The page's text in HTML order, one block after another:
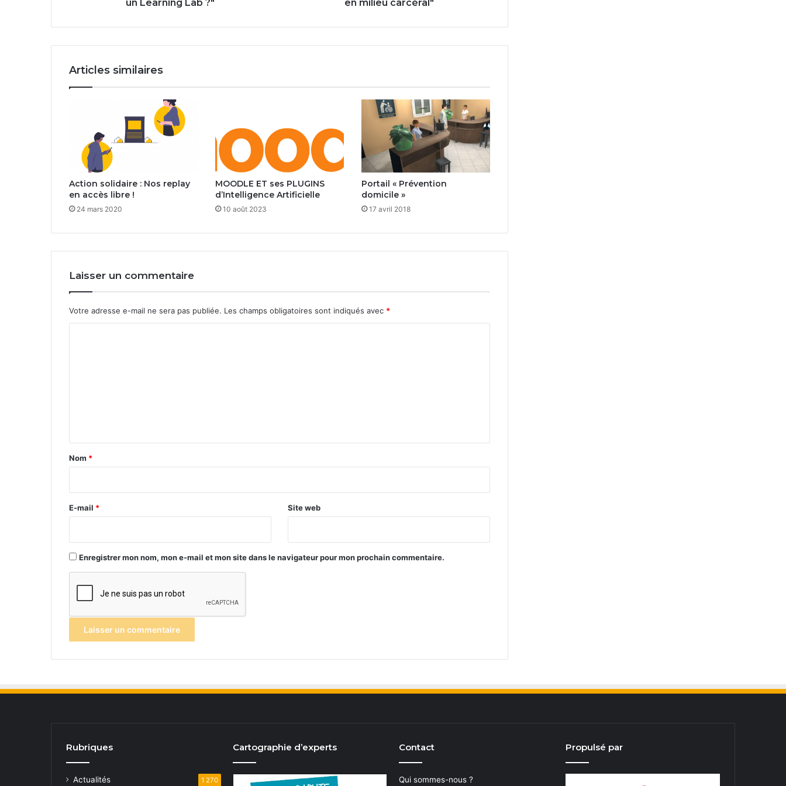
un Learning Lab ?"
en milieu carcéral"
Articles similaires
Action solidaire : Nos replay
en accès libre !
24 mars 2020
MOODLE ET ses PLUGINS
d’Intelligence Artificielle
10 août 2023
Portail « Prévention
domicile »
17 avril 2018
Laisser un commentaire
Votre adresse e-mail ne sera pas publiée. Les champs obligatoires sont indiqués avec *
a
e
Nom *
E-mail * Site web
Enregistrer mon nom, mon e-mail et mon site dans le navigateur pour mon prochain commentaire.
Rubriques
Actualités 1 270
Cartographie d’experts Contact
Qui sommes-nous ?
Propulsé par